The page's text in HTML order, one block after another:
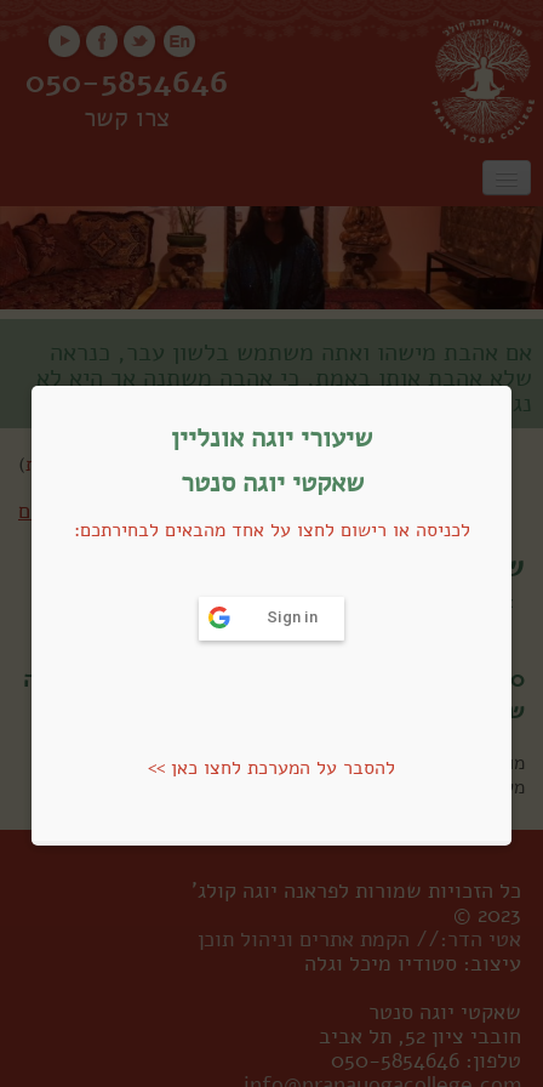
שיעורים אונליין
קורס מורים סדנאות
050-5854646
צרו קשר
אם אהבת מישהו ואתה משתמש בלשון עבר, כנראה
שלא אהבת אותו באמת, כי אהבה משתנה אך היא לא
נגמרת
שיעורי יוגה אונליין
שאקטי יוגה סנטר
לכניסה או רישום לחצו על אחד מהבאים לבחירתכם:
Sign in
להסבר על המערכת לחצו כאן >>
התחברות)
חזרה לכל השיעורים
שיעורים אונליין
> מדיטציות והרצאות
20 דק׳ מדיטציה + הרצאה בנושא: ״לאיזו צ׳אקרה
שייך וירוס הקורונה?״
מורה:
שאקטי מאי
משך השיעור: 33:06
כל הזכויות שמורות לפראנה יוגה קולג'
2023 ©
אטי הדר:// הקמת אתרים וניהול תוכן
עיצוב: סטודיו מיכל וגלה
שאקטי יוגה סנטר
חובבי ציון 52, תל אביב
טלפון: 050-5854646